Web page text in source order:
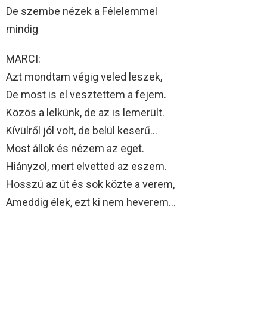
De szembe nézek a Félelemmel
mindig
MARCI:
Azt mondtam végig veled leszek,
De most is el vesztettem a fejem.
Közös a lelkünk, de az is lemerült.
Kívülről jól volt, de belül keserű…
Most állok és nézem az eget.
Hiányzol, mert elvetted az eszem.
Hosszú az út és sok közte a verem,
Ameddig élek, ezt ki nem heverem…